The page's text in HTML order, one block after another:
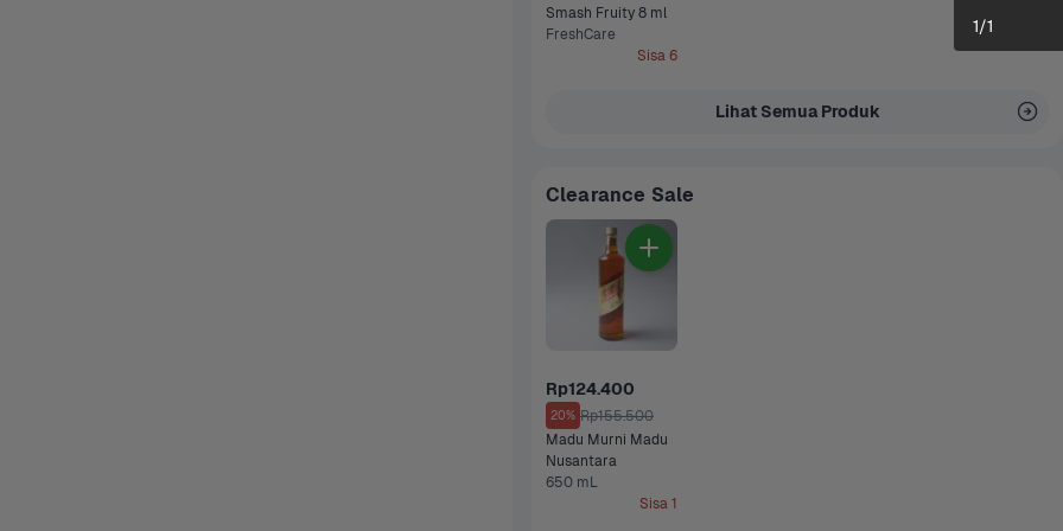
Smash Fruity 8 ml
FreshCare
Sisa 6
Lihat Semua Produk
Clearance Sale
Rp124.400
20% Rp155.500
Madu Murni Madu
Nusantara
650 mL
Sisa 1
1/1